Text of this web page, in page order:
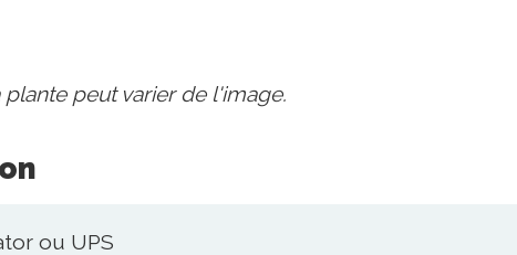
peut varier de l'image.
ou UPS